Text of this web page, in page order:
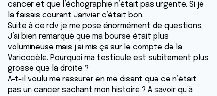
cancer et que l’échographie n’était pas urgente. Si je
la faisais courant Janvier c’était bon.
Suite à ce rdv je me pose énormément de questions.
J’ai bien remarqué que ma bourse était plus
volumineuse mais j’ai mis ça sur le compte de la
Varicocèle. Pourquoi ma testicule est subitement plus
grosse que la droite ?
A-t-il voulu me rassurer en me disant que ce n’était
pas un cancer sachant mon histoire ? A savoir qu’à